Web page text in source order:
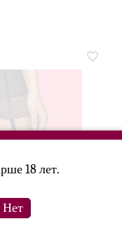
18 лет.